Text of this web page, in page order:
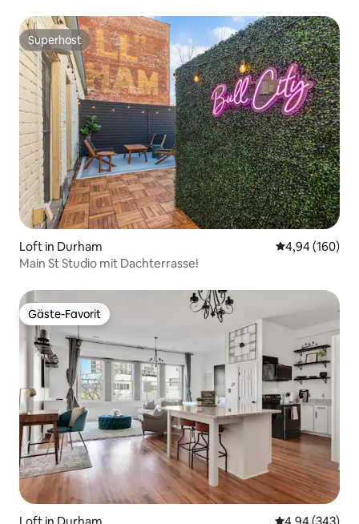
Superhost
Superhost
Loft in Durham
4,94 (160)
Main St Studio mit Dachterrasse!
Gäste-Favorit
Gäste-Favorit